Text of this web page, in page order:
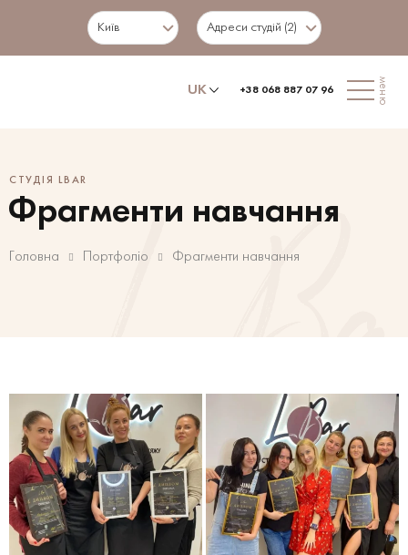
Київ Адреси студій (2)
UK +38 068 887 07 96 меню
СТУДІЯ LBAR
Фрагменти навчання
Головна Портфоліо Фрагменти навчання